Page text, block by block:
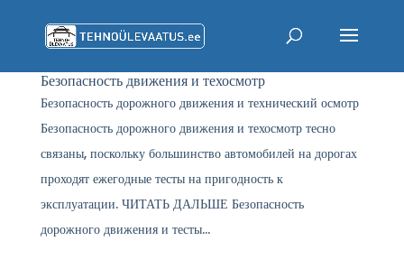
Безопасность движения и техосмотр
Безопасность дорожного движения и технический осмотр
Безопасность дорожного движения и техосмотр тесно
связаны, поскольку большинство автомобилей на дорогах
проходят ежегодные тесты на пригодность к
эксплуатации. ЧИТАТЬ ДАЛЬШЕ Безопасность
дорожного движения и тесты...